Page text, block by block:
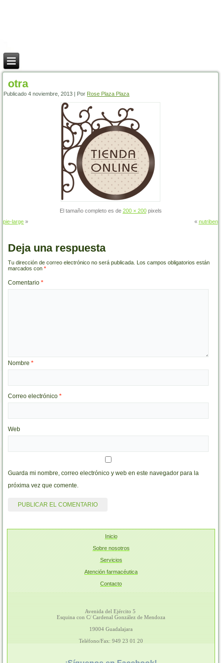
otra
Publicado 4 noviembre, 2013 Por Rose Plaza Plaza
El tamaño completo es de 200 × 200pixels
pie-large » « nutriben
Deja una respuesta
Tu dirección de correo electrónico no será publicada. Los campos obligatorios están
marcados con*
Comentario*
Nombre*
Correo electrónico*
Web
Guarda mi nombre, correo electrónico y web en este navegador para la
próxima vez que comente.
Inicio
Sobre nosotros
Servicios
Atención farmacéutica
Contacto
Avenida del Ejército 5
Esquina con C/ Cardenal González de Mendoza
19004 Guadalajara
Teléfono/Fax: 949 23 01 20